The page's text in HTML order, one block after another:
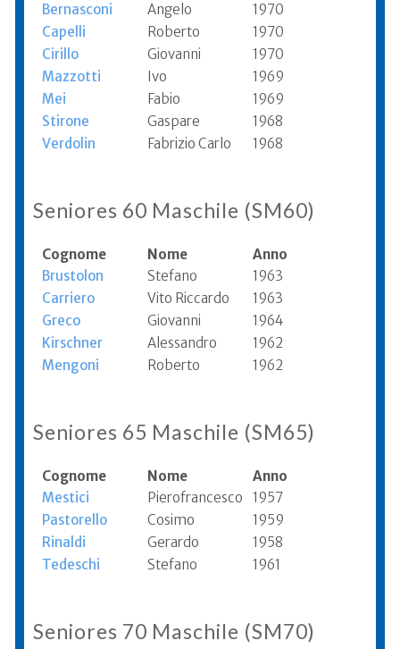
Bernasconi
Angelo
1970
Capelli
Roberto
1970
Cirillo
Giovanni
1970
Mazzotti
Ivo
1969
Mei
Fabio
1969
Stirone
Gaspare
1968
Verdolin
Fabrizio Carlo 1968
Seniores 60 Maschile (SM60)
Cognome Nome
Anno
Brustolon
Stefano
1963
Carriero
Vito Riccardo
1963
Greco
Giovanni
1964
Kirschner
Alessandro
1962
Mengoni
Roberto 1962
Seniores 65 Maschile (SM65)
Cognome Nome
Anno
Mestici
Pierofrancesco
1957
Pastorello
Cosimo
1959
Rinaldi
Gerardo
1958
Tedeschi
Stefano 1961
Seniores 70 Maschile (SM70)